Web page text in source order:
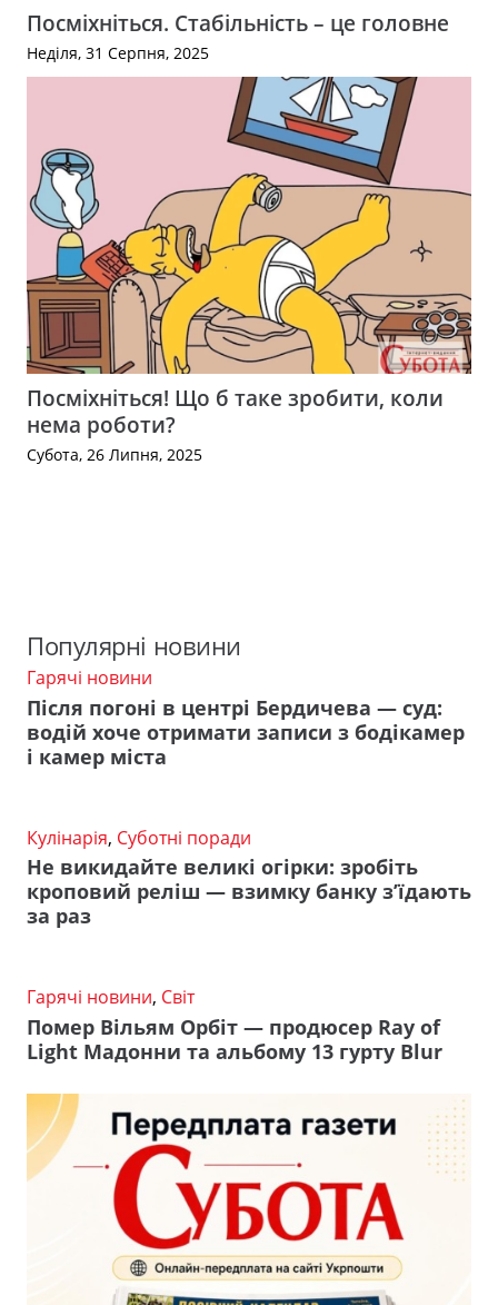
Посміхніться. Стабільність – це головне
Неділя, 31 Серпня, 2025
Посміхніться! Що б таке зробити, коли
нема роботи?
Субота, 26 Липня, 2025
Популярні новини
Гарячі новини
Після погоні в центрі Бердичева — суд:
водій хоче отримати записи з бодікамер
і камер міста
Кулінарія, Суботні поради
Не викидайте великі огірки: зробіть
кроповий реліш — взимку банку з’їдають
за раз
Гарячі новини, Світ
Помер Вільям Орбіт — продюсер Ray of
Light Мадонни та альбому 13 гурту Blur